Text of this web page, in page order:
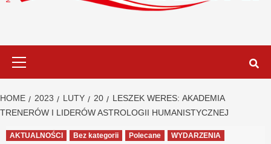
HOME 2023 LUTY 20
LESZEK WERES: AKADEMIA
TRENERÓW I LIDERÓW ASTROLOGII HUMANISTYCZNEJ
AKTUALNOŚCI Bez kategorii Polecane WYDARZENIA